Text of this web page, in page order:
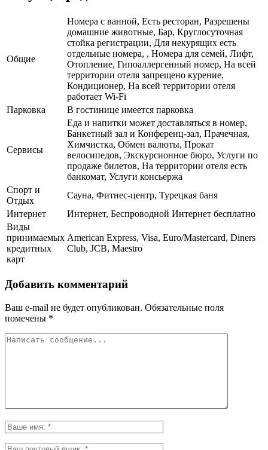
Общие
Номера с ванной, Есть ресторан, Разрешены
домашние животные, Бар, Круглосуточная
стойка регистрации, Для некурящих есть
отдельные номера, , Номера для семей, Лифт,
Отопление, Гипоаллергенный номер, На всей
территории отеля запрещено курение,
Кондиционер, На всей территории отеля
работает Wi-Fi
Парковка
В гостинице имеется парковка
Сервисы
Еда и напитки может доставляться в номер,
Банкетный зал и Конференц-зал, Прачечная,
Химчистка, Обмен валюты, Прокат
велосипедов, Экскурсионное бюро, Услуги по
продаже билетов, На территории отеля есть
банкомат, Услуги консьержа
Спорт и
Отдых
Сауна, Фитнес-центр, Турецкая баня
Интернет
Интернет, Беспроводной Интернет бесплатно
Виды
принимаемых
кредитных
карт
American Express, Visa, Euro/Mastercard, Diners
Club, JCB, Maestro
Добавить комментарий
Ваш e-mail не будет опубликован. Обязательные поля
помечены *